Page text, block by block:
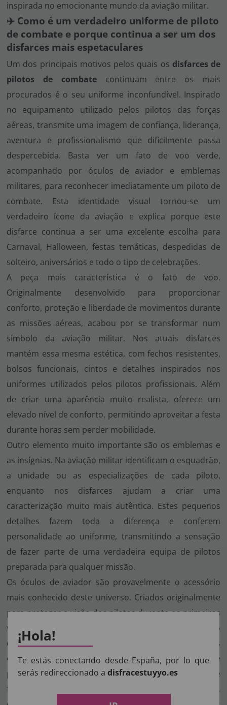
inspirada no emocionante mundo da aviação militar.
✈️ Como é um verdadeiro uniforme de piloto
de combate e porque continua a ser um dos
disfarces mais espetaculares
Um dos principais motivos pelos quais os disfarces de
pilotos de combatecontinuam entre os mais
procurados é o seu uniforme inconfundível. Inspirado
no equipamento utilizado pelos pilotos das forças
aéreas, transmite uma imagem de confiança, liderança,
aventura e profissionalismo que dificilmente passa
despercebida. Basta ver um fato de voo verde,
acompanhado por óculos de aviador e emblemas
militares, para reconhecer imediatamente um piloto de
combate. Esta identidade visual tornou-se um
verdadeiro ícone da aviação e explica porque este
disfarce continua a ser uma excelente escolha para
Carnaval, Halloween, festas temáticas, despedidas de
solteiro, aniversários e todo o tipo de celebrações.
A peça mais característica é o fato de voo.
Originalmente desenvolvido para proporcionar
conforto, proteção e liberdade de movimentos durante
as missões aéreas, acabou por se transformar num
símbolo da aviação militar. Nos atuais disfarces
mantém essa mesma estética, com fechos resistentes,
bolsos funcionais, cintos e detalhes inspirados nos
uniformes utilizados pelos pilotos profissionais. Além
de criar uma aparência muito realista, oferece um
elevado nível de conforto, permitindo aproveitar a festa
durante horas sem perder mobilidade.
Outro elemento muito importante são os emblemas e
as insígnias. Na aviação militar identificam o esquadrão,
a unidade ou as especializações de cada piloto,
enquanto nos disfarces ajudam a criar uma
caracterização muito mais autêntica. Estes pequenos
detalhes fazem toda a diferença e conferem
personalidade ao uniforme, transmitindo a sensação
de fazer parte de uma verdadeira equipa de pilotos
preparada para qualquer missão.
Os óculos de aviador são provavelmente o acessório
mais conhecido deste universo. Criados originalmente
para proteger a visão dos pilotos durante os primeiros
voos militares, rapidamente se tornaram um símbolo
da aviação. Atualmente continuam a ser um dos
complementos mais utilizados em qualquer fato de
piloto de combate, acrescentando um toque elegante e
facilmente reconhecível. Em conjunto com luvas,
¡Hola!
Te estás conectando desde España, por lo que
serás redireccionado a disfracestuyyo.es